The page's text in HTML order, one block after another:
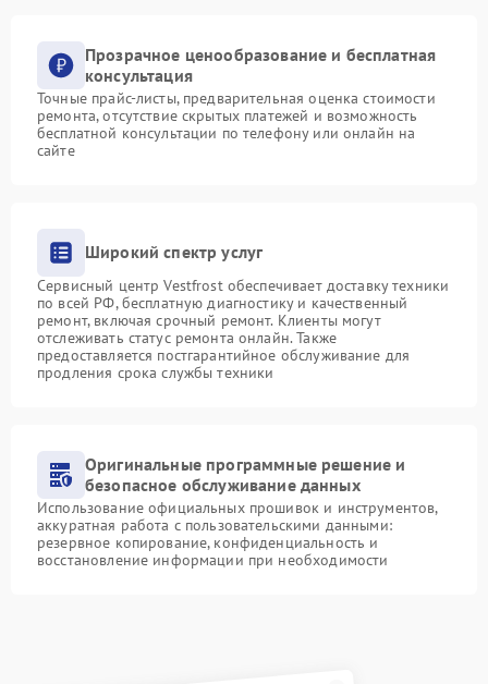
Прозрачное ценообразование и бесплатная
консультация
Точные прайс-листы, предварительная оценка стоимости
ремонта, отсутствие скрытых платежей и возможность
бесплатной консультации по телефону или онлайн на
сайте
Широкий спектр услуг
Сервисный центр Vestfrost обеспечивает доставку техники
по всей РФ, бесплатную диагностику и качественный
ремонт, включая срочный ремонт. Клиенты могут
отслеживать статус ремонта онлайн. Также
предоставляется постгарантийное обслуживание для
продления срока службы техники
Оригинальные программные решение и
безопасное обслуживание данных
Использование официальных прошивок и инструментов,
аккуратная работа с пользовательскими данными:
резервное копирование, конфиденциальность и
восстановление информации при необходимости